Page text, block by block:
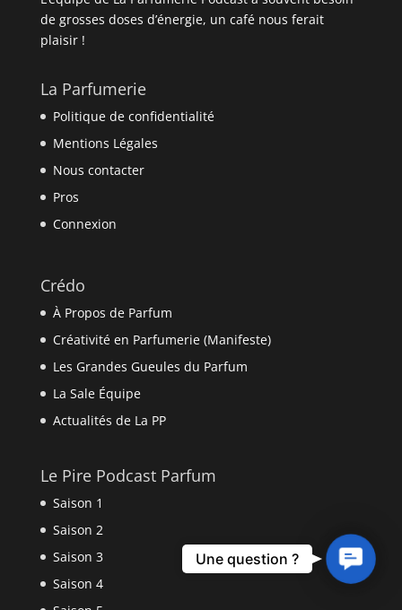
de grosses doses d’énergie, un café nous ferait
plaisir !
La Parfumerie
Politique de confidentialité
Mentions Légales
Nous contacter
Pros
Connexion
Crédo
À Propos de Parfum
Créativité en Parfumerie (Manifeste)
Les Grandes Gueules du Parfum
La Sale Équipe
Actualités de La PP
Le Pire Podcast Parfum
Saison 1
Saison 2
Saison 3
Saison 4
Contact
Us
Une question ?